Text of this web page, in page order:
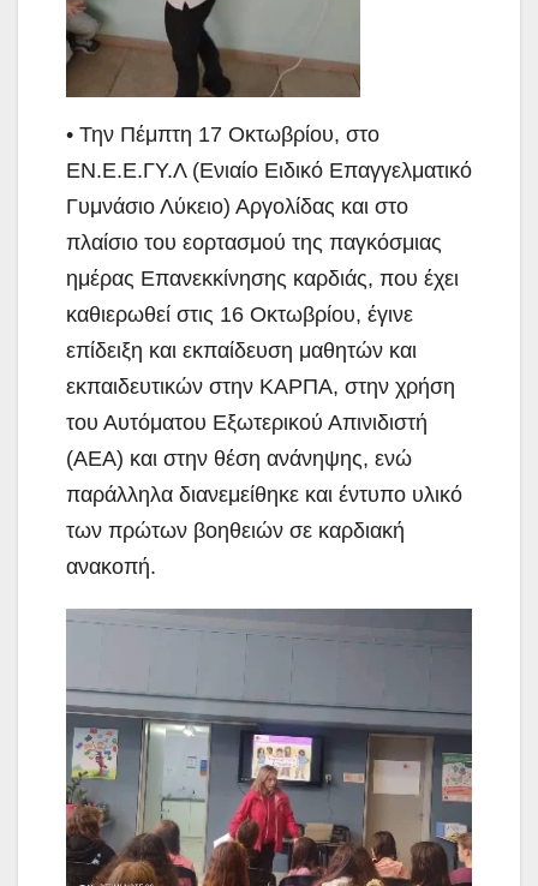
• Την Πέμπτη 17 Οκτωβρίου, στο
ΕΝ.Ε.Ε.ΓΥ.Λ (Ενιαίο Ειδικό Επαγγελματικό
Γυμνάσιο Λύκειο) Αργολίδας και στο
πλαίσιο του εορτασμού της παγκόσμιας
ημέρας Επανεκκίνησης καρδιάς, που έχει
καθιερωθεί στις 16 Οκτωβρίου, έγινε
επίδειξη και εκπαίδευση μαθητών και
εκπαιδευτικών στην ΚΑΡΠΑ, στην χρήση
του Αυτόματου Εξωτερικού Απινιδιστή
(ΑΕΑ) και στην θέση ανάνηψης, ενώ
παράλληλα διανεμείθηκε και έντυπο υλικό
των πρώτων βοηθειών σε καρδιακή
ανακοπή.